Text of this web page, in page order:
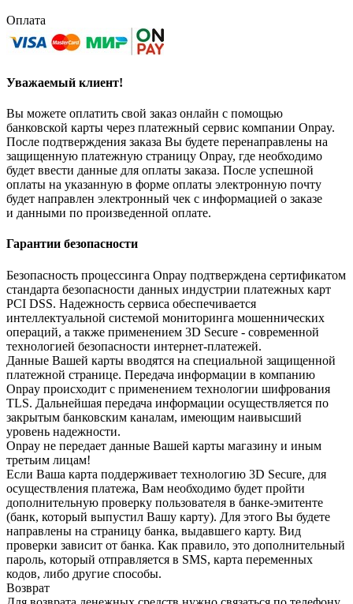
Оплата
Уважаемый клиент!
Вы можете оплатить свой заказ онлайн с помощью
банковской карты через платежный сервис компании Onpay.
После подтверждения заказа Вы будете перенаправлены на
защищенную платежную страницу Onpay, где необходимо
будет ввести данные для оплаты заказа. После успешной
оплаты на указанную в форме оплаты электронную почту
будет направлен электронный чек с информацией о заказе
и данными по произведенной оплате.
Гарантии безопасности
Безопасность процессинга Onpay подтверждена сертификатом
стандарта безопасности данных индустрии платежных карт
PCI DSS. Надежность сервиса обеспечивается
интеллектуальной системой мониторинга мошеннических
операций, а также применением 3D Secure - современной
технологией безопасности интернет-платежей.
Данные Вашей карты вводятся на специальной защищенной
платежной странице. Передача информации в компанию
Onpay происходит с применением технологии шифрования
TLS. Дальнейшая передача информации осуществляется по
закрытым банковским каналам, имеющим наивысший
уровень надежности.
Onpay не передает данные Вашей карты магазину и иным
третьим лицам!
Если Ваша карта поддерживает технологию 3D Secure, для
осуществления платежа, Вам необходимо будет пройти
дополнительную проверку пользователя в банке-эмитенте
(банк, который выпустил Вашу карту). Для этого Вы будете
направлены на страницу банка, выдавшего карту. Вид
проверки зависит от банка. Как правило, это дополнительный
пароль, который отправляется в SMS, карта переменных
кодов, либо другие способы.
Возврат